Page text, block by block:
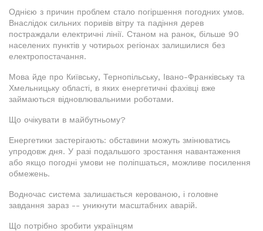
Однією з причин проблем стало погіршення погодних умов.
Внаслідок сильних поривів вітру та падіння дерев
постраждали електричні лінії. Станом на ранок, більше 90
населених пунктів у чотирьох регіонах залишилися без
електропостачання.
Мова йде про Київську, Тернопільську, Івано-Франківську та
Хмельницьку області, в яких енергетичні фахівці вже
займаються відновлювальними роботами.
Що очікувати в майбутньому?
Енергетики застерігають: обставини можуть змінюватись
упродовж дня. У разі подальшого зростання навантаження
або якщо погодні умови не поліпшаться, можливе посилення
обмежень.
Водночас система залишається керованою, і головне
завдання зараз -- уникнути масштабних аварій.
Що потрібно зробити українцям